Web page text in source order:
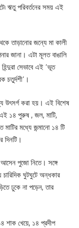
ঋতু পরিবর্তনের সময় এই
তাড়ানোর জন্যে মা কালী
জানা। এটা মূলত বাঙালি
সেভাবে এই ‘ভূত
চতুর্দশী’।
উৎসর্গ করা হয়। এই বিশেষ
এই ১৪ পুরুষ , জল, মাটি,
মধ্যে জন্মানো ১৪ টি
দিনটি।
আসেন পুজো নিতে। সঙ্গে
ঘুটঘুটে অন্ধকার
ঢুকে না পড়েন, তার
শাক খেয়ে, ১৪ প্রদীপ